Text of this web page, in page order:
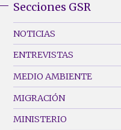
Footer
Menu
(Left)
Secciones GSR
NOTICIAS
ENTREVISTAS
MEDIO AMBIENTE
MIGRACIÓN
MINISTERIO